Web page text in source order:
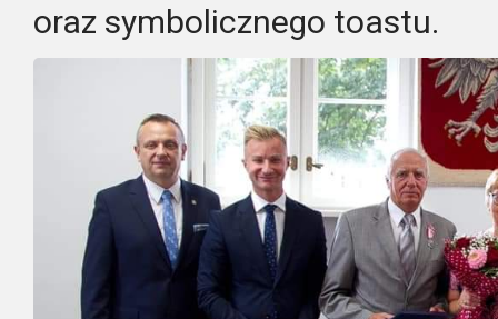
oraz symbolicznego toastu.